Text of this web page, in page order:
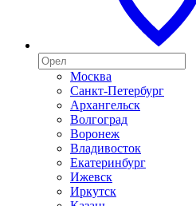
Москва
Санкт-Петербург
Архангельск
Волгоград
Воронеж
Владивосток
Екатеринбург
Ижевск
Иркутск